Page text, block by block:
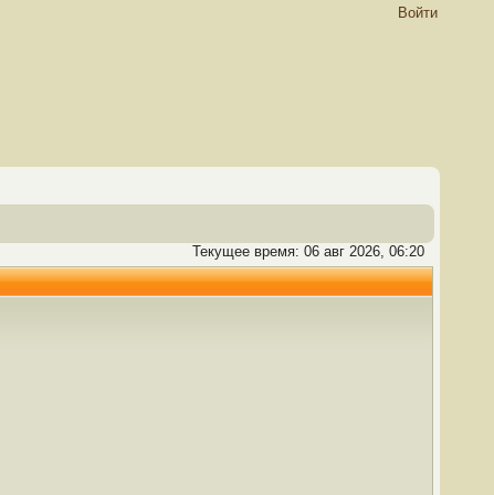
Войти
Текущее время: 06 авг 2026, 06:20